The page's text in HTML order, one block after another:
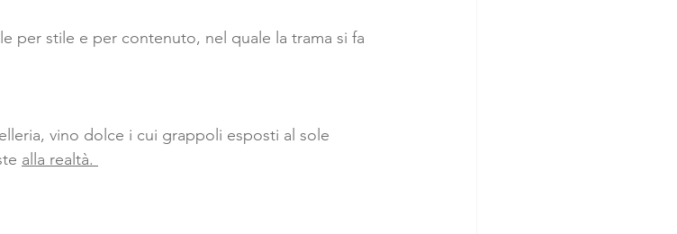
per stile e per contenuto, nel quale la trama si fa
vino dolce i cui grappoli esposti al sole
alla realtà.